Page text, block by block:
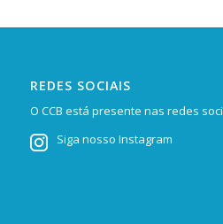
REDES SOCIAIS
O CCB está presente nas redes
Siga nosso Instagram